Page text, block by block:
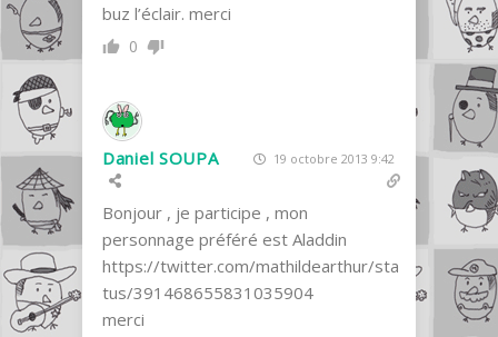
buz l’éclair. merci
0
Daniel SOUPA 19 octobre 2013 9:42
Bonjour , je participe , mon
personnage préféré est Aladdin
https://twitter.com/mathildearthur/sta
tus/391468655831035904
merci